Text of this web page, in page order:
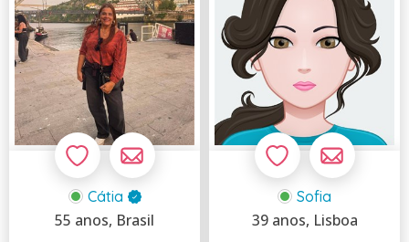
Cátia
55 anos, Brasil
Sofia
39 anos, Lisboa